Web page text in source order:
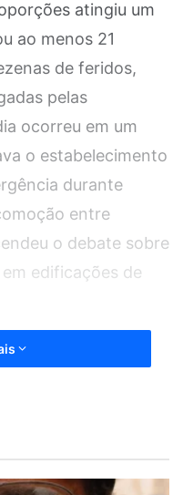
atingiu um
ao menos 21
de feridos,
pelas
ocorreu em um
o estabelecimento
durante
entre
o debate sobre
edificações de